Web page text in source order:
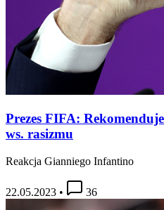
Prezes FIFA:
ws. rasizmu
Reakcja Gianniego Infantino
22.05.2023 • 36